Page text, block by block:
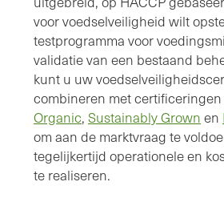
voor voedselveiligheid wilt
testprogramma voor
validatie van een bestaand
kunt u uw
combineren met
Organic, Sustainably Grown en
om aan de marktvraag te
tegelijkertijd operationele en
te realiseren.